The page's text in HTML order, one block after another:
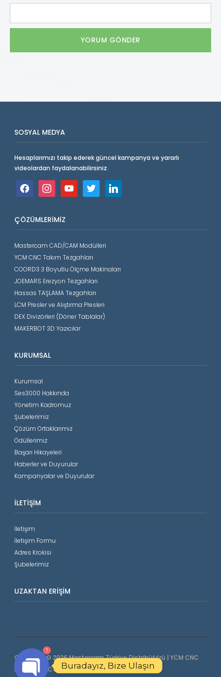
SOSYAL MEDYA
Hesaplarımızı takip ederek güncel kampanya ve yararlı
videolardan faydalanabilirsiniz.
facebookinstagramyoutube twitter linkedin
ÇÖZÜMLERIMIZ
Mastercam CAD/CAM Modülleri
YCM CNC Takım Tezgahları
COORD3 3 Boyutlu Ölçme Makinaları
JOEMARS Erezyon Tezgahları
Hassas TAŞLAMA Tezgahları
LCM Presler ve Alıştırma Presleri
DEX Divizörleri (Döner Tablalar)
MAKERBOT 3D Yazıcılar
KURUMSAL
Kurumsal
Ses3000 Hakkında
Yönetim Kadromuz
Şubelerimiz
Çözüm Ortaklarımız
Ödüllerimiz
Başarı Hikayeleri
Haberler ve Duyurular
Kampanyalar ve Duyurular
İLETIŞIM
İletişim
İletişim Formu
Adres Krokisi
Şubelerimiz
UZAKTAN ERIŞIM
Copyright © 2026 Mastercam Türkiye Distribütörü | YCM CNC
Makinalar | COORD3 CMM. All Rights Reserved.
Buradayız, Bize Ulaşın
1